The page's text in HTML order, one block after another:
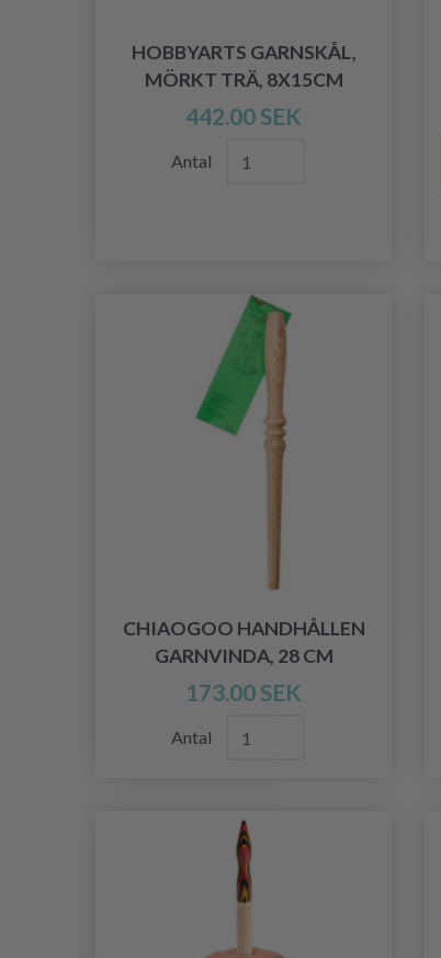
HOBBYARTS GARNSKÅL,
MÖRKT TRÄ, 8X15CM
442.00 SEK
Antal
CHIAOGOO HANDHÅLLEN
GARNVINDA, 28 CM
173.00 SEK
Antal